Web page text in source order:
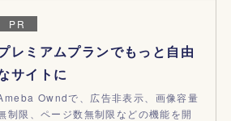
PR
レミアムプランでもっと自由
サイトに
Owndで、広告非表示、画像容量
制限、ページ数無制限などの機能を開